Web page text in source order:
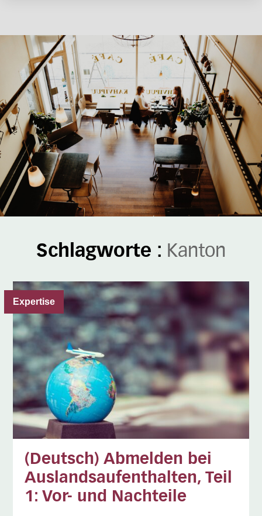
Schlagworte : Kanton
Expertise
(Deutsch) Abmelden bei
Auslandsaufenthalten, Teil
1: Vor- und Nachteile